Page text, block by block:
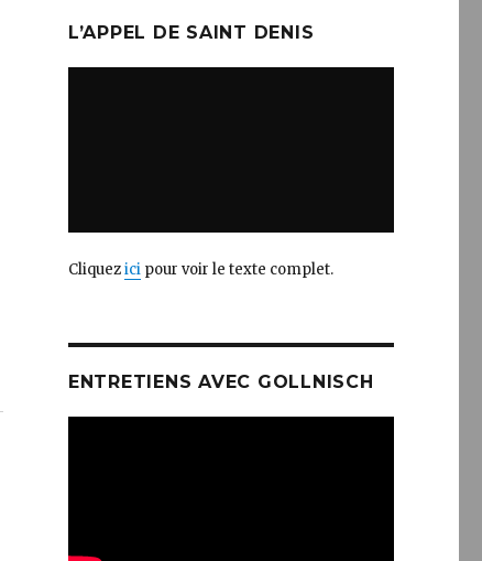
L’APPEL DE SAINT DENIS
Cliquezicipour voir le texte complet.
ENTRETIENS AVEC GOLLNISCH